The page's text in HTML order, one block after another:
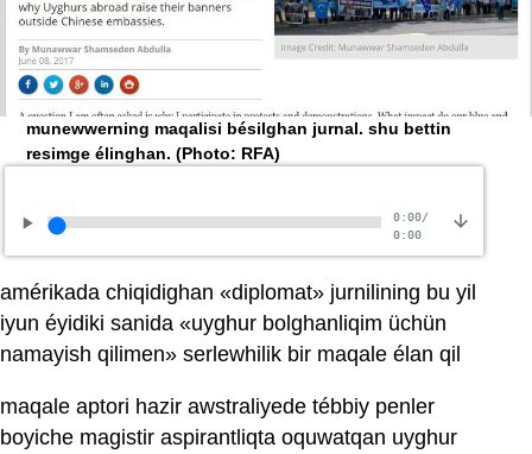
munewwerning maqalisi bésilghan jurnal. shu bettin
resimge élinghan.(Photo: RFA)
0:00/
0:00
amérikada chiqidighan «diplomat» jurnilining bu yil
iyun éyidiki sanida «uyghur bolghanliqim üchün
namayish qilimen» serlewhilik bir maqale élan qil
maqale aptori hazir awstraliyede tébbiy penler
boyiche magistir aspirantliqta oquwatqan uyghur